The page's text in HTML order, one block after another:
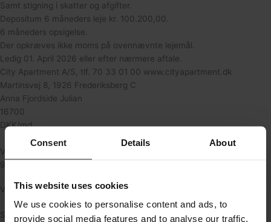
Consent Details About
This website uses cookies
We use cookies to personalise content and ads, to
provide social media features and to analyse our traffic.
Samt stigning i skatter og afgifter.
Depositum 6 måneders leje kr. 100.200,00.
6 måneders opsigelse.
Der opkræves ikke moms på ovennævnte lejemål.
Ledig 01. April 2026 eller efter nærmere aftale.
City Apartment A/S, tlf. 70 33 01 00 www.cityapartment.dk
Martinsvej 8, 1926 Frederiksberg C
Anna Fjordside Julian
16700
DKK/md.
Varme
900 DKK/md.
Vand Included
Sagsnummer